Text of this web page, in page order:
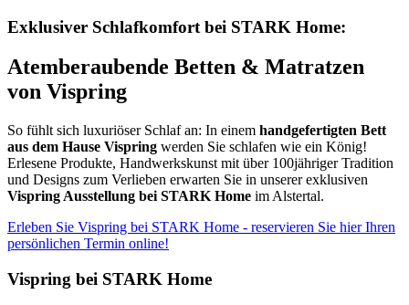
Exklusiver Schlafkomfort bei STARK Home:
Atemberaubende Betten & Matratzen
von Vispring
So fühlt sich luxuriöser Schlaf an: In einem handgefertigten Bett
aus dem Hause Vispring werden Sie schlafen wie ein König!
Erlesene Produkte, Handwerkskunst mit über 100jähriger Tradition
und Designs zum Verlieben erwarten Sie in unserer exklusiven
Vispring Ausstellung bei STARK Home im Alstertal.
Erleben Sie Vispring bei STARK Home - reservieren Sie hier Ihren
persönlichen Termin online!
Vispring bei STARK Home